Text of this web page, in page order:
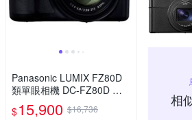
Panasonic LUMIX FZ80D
類單眼相機 DC-FZ80D 公
司貨
$15,900 $16,736
相